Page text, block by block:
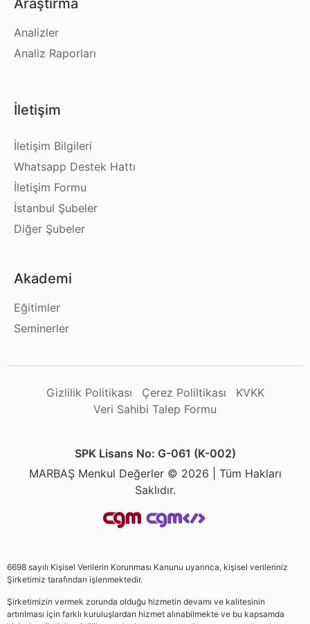
Araştırma
Analizler
Analiz Raporları
İletişim
İletişim Bilgileri
Whatsapp Destek Hattı
İletişim Formu
İstanbul Şubeler
Diğer Şubeler
Akademi
Eğitimler
Seminerler
Gizlilik Politikası Çerez Poliltikası
KVKK
Veri Sahibi Talep Formu
SPK Lisans No: G-061 (K-002)
MARBAŞ Menkul Değerler © 2026 | Tüm Hakları
Saklıdır.
6698 sayılı Kişisel Verilerin Korunması Kanunu uyarınca, kişisel verileriniz
Şirketimiz tarafından işlenmektedir.
Şirketimizin vermek zorunda olduğu hizmetin devamı ve kalitesinin
artırılması için farklı kuruluşlardan hizmet alınabilmekte ve bu kapsamda